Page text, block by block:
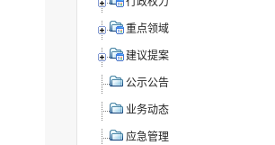
重点领域
建议提案
公示公告
业务动态
应急管理